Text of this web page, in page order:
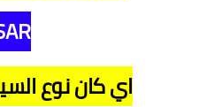
اي كان نوع